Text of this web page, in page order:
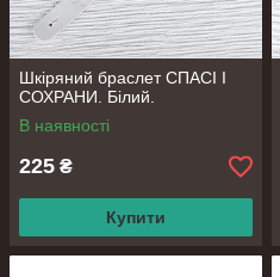
Шкіряний браслет СПАСІ І
СОХРАНИ. Білий.
В наявності
225 ₴
Купити